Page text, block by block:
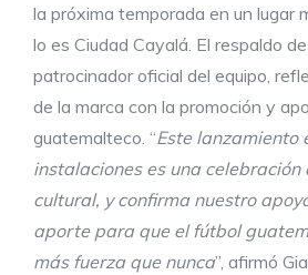
la próxima temporada en un lugar
lo es Ciudad Cayalá. El respaldo
patrocinador oficial del equipo,
de la marca con la promoción y
guatemalteco. “Este lanzamiento
instalaciones es una
cultural, y confirma nuestro
aporte para que el fútbol
más fuerza que nunca”, afirmó